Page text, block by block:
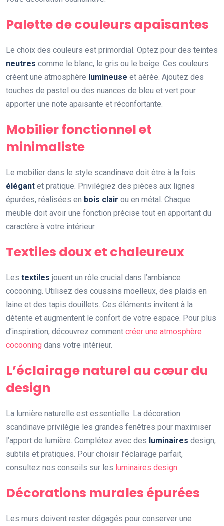
Palette de couleurs apaisantes
Le choix des couleurs est primordial. Optez pour des teintes
neutres comme le blanc, le gris ou le beige. Ces couleurs
créent une atmosphère lumineuse et aérée. Ajoutez des
touches de pastel ou des nuances de bleu et vert pour
apporter une note apaisante et réconfortante.
Mobilier fonctionnel et
minimaliste
Le mobilier dans le style scandinave doit être à la fois
élégant et pratique. Privilégiez des pièces aux lignes
épurées, réalisées en bois clair ou en métal. Chaque
meuble doit avoir une fonction précise tout en apportant du
caractère à votre intérieur.
Textiles doux et chaleureux
Les textiles jouent un rôle crucial dans l’ambiance
cocooning. Utilisez des coussins moelleux, des plaids en
laine et des tapis douillets. Ces éléments invitent à la
détente et augmentent le confort de votre espace. Pour plus
d’inspiration, découvrez comment créer une atmosphère
cocooning dans votre intérieur.
L’éclairage naturel au cœur du
design
La lumière naturelle est essentielle. La décoration
scandinave privilégie les grandes fenêtres pour maximiser
l’apport de lumière. Complétez avec des luminaires design,
subtils et pratiques. Pour choisir l’éclairage parfait,
consultez nos conseils sur les luminaires design
Décorations murales épurées
Les murs doivent rester dégagés pour conserver une